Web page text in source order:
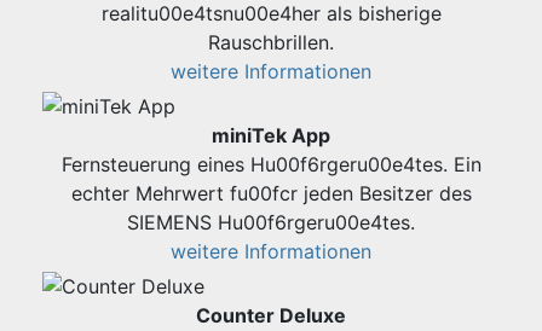
realitu00e4tsnu00e4her als bisherige
Rauschbrillen.
weitere Informationen
miniTek App
Fernsteuerung eines Hu00f6rgeru00e4tes. Ein
echter Mehrwert fu00fcr jeden Besitzer des
SIEMENS Hu00f6rgeru00e4tes.
weitere Informationen
Counter Deluxe